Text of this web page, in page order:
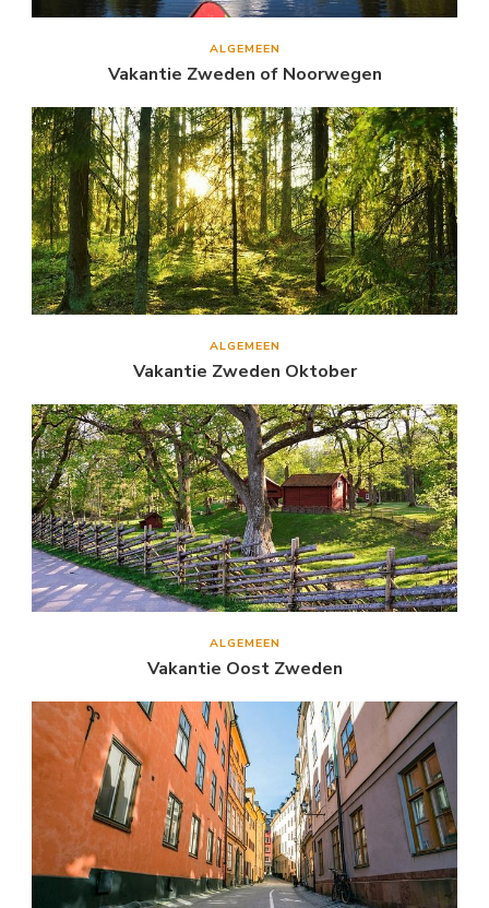
ALGEMEEN
Vakantie Zweden of Noorwegen
ALGEMEEN
Vakantie Zweden Oktober
ALGEMEEN
Vakantie Oost Zweden